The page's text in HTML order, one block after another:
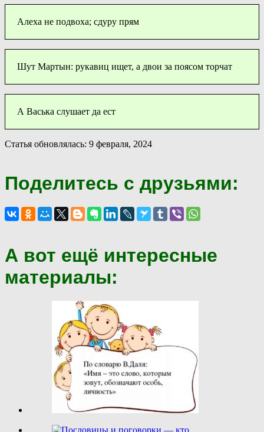
Алеха не подвоха; сдуру прям
Шут Мартын: рукавиц ищет, а двои за поясом торчат
А Васька слушает да ест
Статья обновлялась: 9 февраля, 2024
Поделитесь с друзьями:
А вот ещё интересные
материалы: